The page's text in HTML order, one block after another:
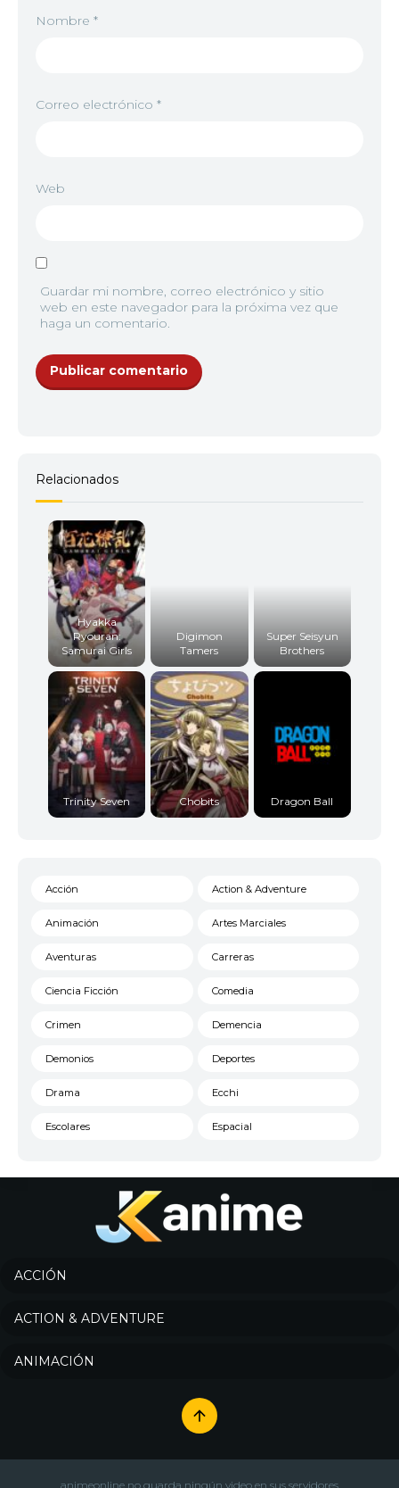
Nombre *
Correo electrónico *
Web
Guardar mi nombre, correo electrónico y sitio
web en este navegador para la próxima vez que
haga un comentario.
Relacionados
Hyakka
Ryouran:
Samurai Girls
Digimon
Tamers
Super Seisyun
Brothers
Trinity Seven Chobits Dragon Ball
Acción Action & Adventure
Animación Artes Marciales
Aventuras Carreras
Ciencia Ficción Comedia
Crimen Demencia
Demonios Deportes
Drama Ecchi
Escolares Espacial
Historico
Josei
Música
Romance
ACCIÓN
ACTION & ADVENTURE
ANIMACIÓN
animeonline no guarda ningún video en sus servidores